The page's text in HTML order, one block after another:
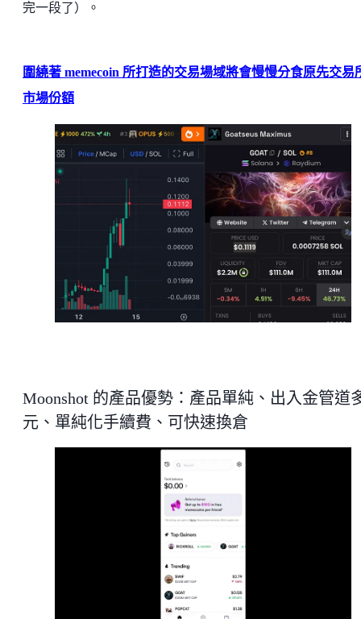
完一段了）。
圍繞著 memecoin 所打造的交易場域將會慢慢分食原先交易
市場份額
Moonshot 的產品優勢：產品單純、出入金管道
元、單純化手續費、可快速換倉